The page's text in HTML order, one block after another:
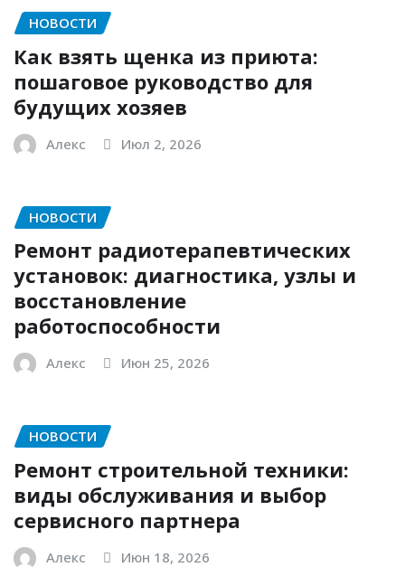
НОВОСТИ
Как взять щенка из приюта:
пошаговое руководство для
будущих хозяев
Алекс Июл 2, 2026
НОВОСТИ
Ремонт радиотерапевтических
установок: диагностика, узлы и
восстановление
работоспособности
Алекс Июн 25, 2026
НОВОСТИ
Ремонт строительной техники:
виды обслуживания и выбор
сервисного партнера
Алекс Июн 18, 2026